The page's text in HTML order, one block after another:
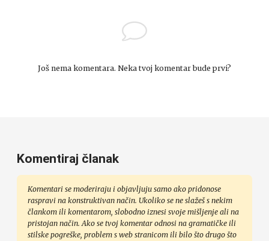
Još nema komentara. Neka tvoj komentar bude prvi?
Komentiraj članak
Komentari se moderiraju i objavljuju samo ako pridonose
raspravi na konstruktivan način. Ukoliko se ne slažeš s nekim
člankom ili komentarom, slobodno iznesi svoje mišljenje ali na
pristojan način. Ako se tvoj komentar odnosi na gramatičke ili
stilske pogreške, problem s web stranicom ili bilo što drugo što